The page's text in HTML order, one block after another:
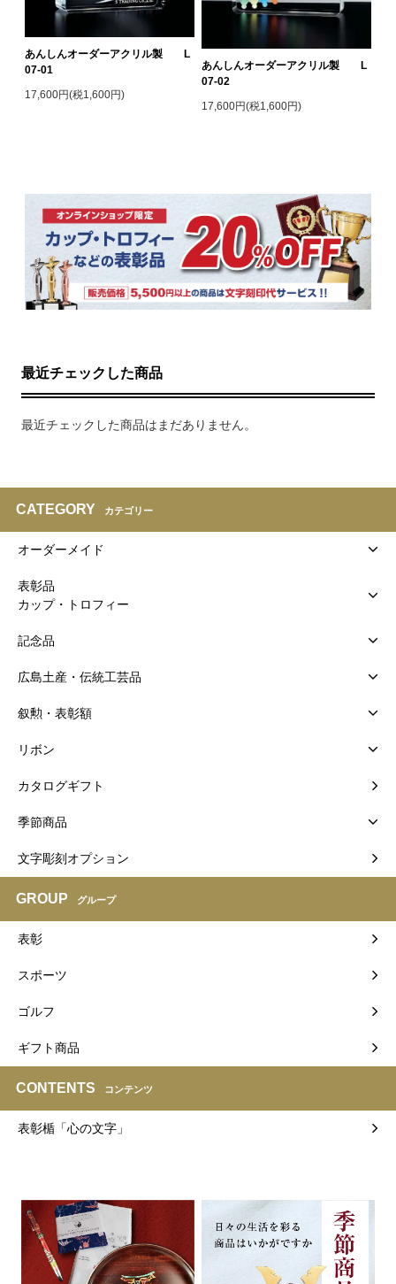
あんしんオーダーアクリル製 L
07-01
17,600円(税1,600円)
あんしんオーダーアクリル製 L
07-02
17,600円(税1,600円)
最近チェックした商品
最近チェックした商品はまだありません。
CATEGORY カテゴリー
オーダーメイド
表彰品
カップ・トロフィー
記念品
広島土産・伝統工芸品
叙勲・表彰額
リボン
カタログギフト
季節商品
文字彫刻オプション
GROUP グループ
表彰
スポーツ
ゴルフ
ギフト商品
CONTENTS コンテンツ
表彰楯「心の文字」